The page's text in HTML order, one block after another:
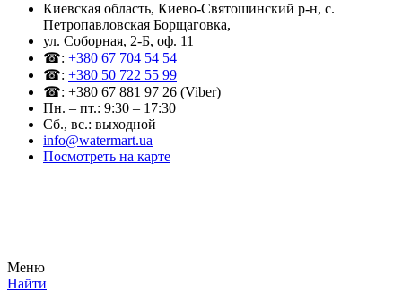
Киевская область, Киево-Святошинский р-н, c.
Петропавловская Борщаговка,
ул. Соборная, 2-Б, оф. 11
☎: +380 67 704 54 54
☎: +380 50 722 55 99
☎: +380 67 881 97 26 (Viber)
Пн. – пт.: 9:30 – 17:30
Сб., вс.: выходной
info@watermart.ua
Посмотреть на карте
Меню
Найти